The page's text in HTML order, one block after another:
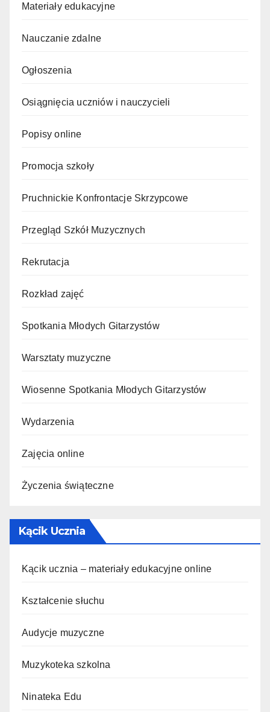
Materiały edukacyjne
Nauczanie zdalne
Ogłoszenia
Osiągnięcia uczniów i nauczycieli
Popisy online
Promocja szkoły
Pruchnickie Konfrontacje Skrzypcowe
Przegląd Szkół Muzycznych
Rekrutacja
Rozkład zajęć
Spotkania Młodych Gitarzystów
Warsztaty muzyczne
Wiosenne Spotkania Młodych Gitarzystów
Wydarzenia
Zajęcia online
Życzenia świąteczne
Kącik Ucznia
Kącik ucznia – materiały edukacyjne online
Kształcenie słuchu
Audycje muzyczne
Muzykoteka szkolna
Ninateka Edu